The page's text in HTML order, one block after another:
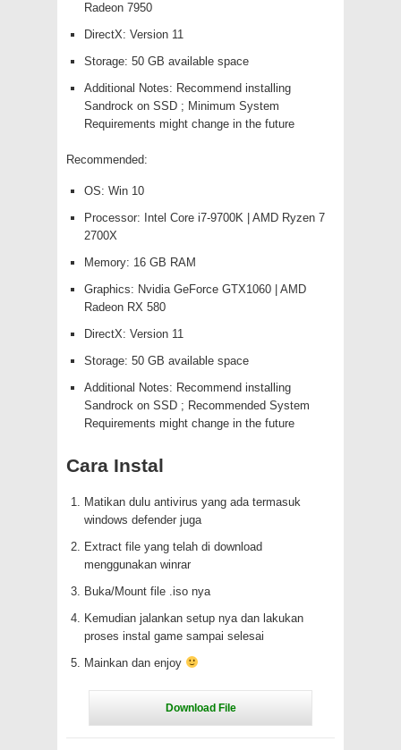
Radeon 7950
DirectX: Version 11
Storage: 50 GB available space
Additional Notes: Recommend installing
Sandrock on SSD ; Minimum System
Requirements might change in the future
Recommended:
OS: Win 10
Processor: Intel Core i7-9700K | AMD Ryzen 7
2700X
Memory: 16 GB RAM
Graphics: Nvidia GeForce GTX1060 | AMD
Radeon RX 580
DirectX: Version 11
Storage: 50 GB available space
Additional Notes: Recommend installing
Sandrock on SSD ; Recommended System
Requirements might change in the future
Cara Instal
Matikan dulu antivirus yang ada termasuk
windows defender juga
Extract file yang telah di download
menggunakan winrar
Buka/Mount file .iso nya
Kemudian jalankan setup nya dan lakukan
proses instal game sampai selesai
Mainkan dan enjoy